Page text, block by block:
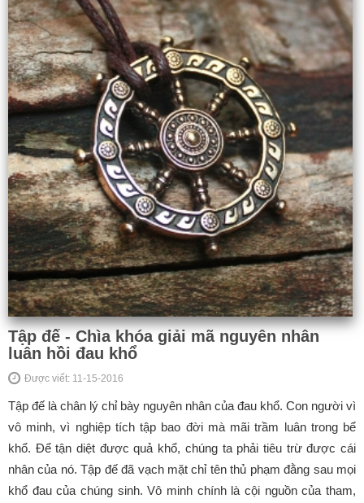
Tập đế - Chìa khóa giải mã nguyên nhân
luân hồi đau khổ
Được viết: 11-15-2016
Tập đế là chân lý chỉ bày nguyên nhân của đau khổ. Con người vì
vô minh, vì nghiệp tích tập bao đời mà mãi trầm luân trong bể
khổ. Để tận diệt được quả khổ, chúng ta phải tiêu trừ được cái
nhân của nó. Tập đế đã vạch mặt chỉ tên thủ phạm đằng sau mọi
khổ đau của chúng sinh. Vô minh chính là cội nguồn của tham,